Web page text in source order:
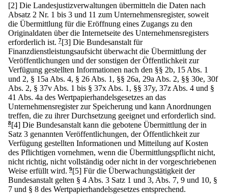
[2] Die Landesjustizverwaltungen übermitteln die Daten nach
Absatz 2 Nr. 1 bis 3 und 11 zum Unternehmensregister, soweit
die Übermittlung für die Eröffnung eines Zugangs zu den
Originaldaten über die Internetseite des Unternehmensregisters
erforderlich ist. 7[3] Die Bundesanstalt für
Finanzdienstleistungsaufsicht überwacht die Übermittlung der
Veröffentlichungen und der sonstigen der Öffentlichkeit zur
Verfügung gestellten Informationen nach den §§ 2b, 15 Abs. 1
und 2, § 15a Abs. 4, § 26 Abs. 1, §§ 26a, 29a Abs. 2, §§ 30e, 30f
Abs. 2, § 37v Abs. 1 bis § 37x Abs. 1, §§ 37y, 37z Abs. 4 und §
41 Abs. 4a des Wertpapierhandelsgesetzes an das
Unternehmensregister zur Speicherung und kann Anordnungen
treffen, die zu ihrer Durchsetzung geeignet und erforderlich sind.
8[4] Die Bundesanstalt kann die gebotene Übermittlung der in
Satz 3 genannten Veröffentlichungen, der Öffentlichkeit zur
Verfügung gestellten Informationen und Mitteilung auf Kosten
des Pflichtigen vornehmen, wenn die Übermittlungspflicht nicht,
nicht richtig, nicht vollständig oder nicht in der vorgeschriebenen
Weise erfüllt wird. 9[5] Für die Überwachungstätigkeit der
Bundesanstalt gelten § 4 Abs. 3 Satz 1 und 3, Abs. 7, 9 und 10, §
7 und § 8 des Wertpapierhandelsgesetzes entsprechend.